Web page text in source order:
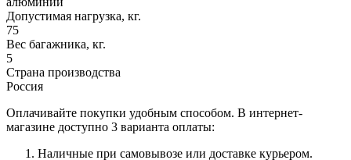
Допустимая нагрузка, кг.
75
Вес багажника, кг.
5
Страна производства
Россия
Оплачивайте покупки удобным способом. В интернет-
магазине доступно 3 варианта оплаты:
Наличные при самовывозе или доставке курьером.